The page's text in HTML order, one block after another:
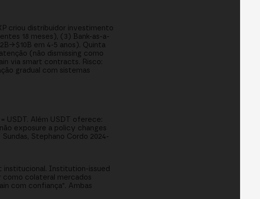
criou distribuidor investimento
18 meses), (3) Bank-as-a-
em 4-5 anos). Quinta
(não dismissing como
via smart contracts. Risco:
gradual com sistemas
USDT. Além USDT oferece:
exposure a policy changes
Stephano Cordo 2024-
institucional. Institution-issued
como colateral mercados
com confiança". Ambas